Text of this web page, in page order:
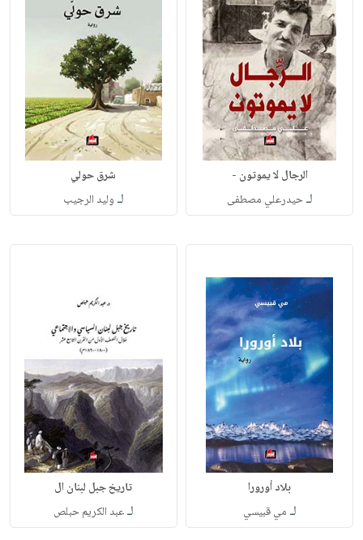
الرجال لا يموتون -
لـحيدرعلي مصطفى
شرق حولي
لـ وليد الرجيب
بلاد أورورا
لـ مي قبيسي
تاريخ جبل لبنان ال
لـعبد الكريم حبلص